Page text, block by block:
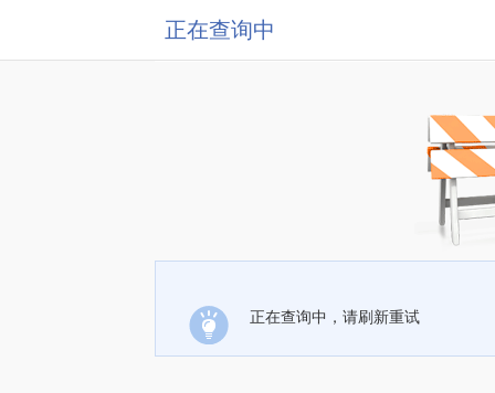
正在查询中
正在查询中，请刷新重试